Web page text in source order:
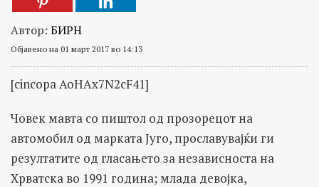
Автор: БИРН
Објавено на 01 март 2017 во 14:13
[cincopa AoHAx7N2cF41]
Човек мавта со пиштол од прозорецот на
автомобил од марката Југо, прославувајќи ги
резултатите од гласањето за независноста на
Хрватска во 1991 година; младa девојка,